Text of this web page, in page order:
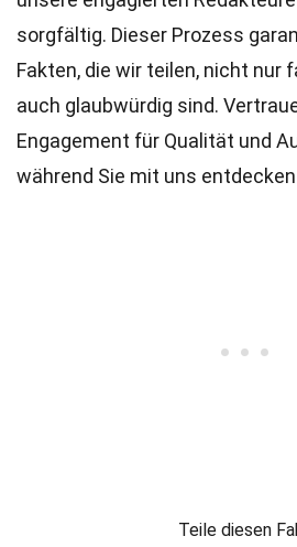
sorgfältig. Dieser Prozess
Fakten, die wir teilen, nicht nur
auch glaubwürdig sind.
Engagement für Qualität und
während Sie mit uns
Teile diesen